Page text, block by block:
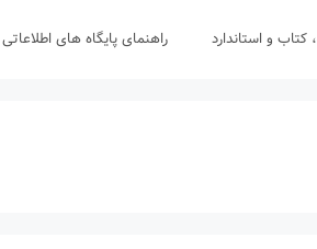
کتاب و استاندارد راهنمای پایگاه های اطلاعاتی